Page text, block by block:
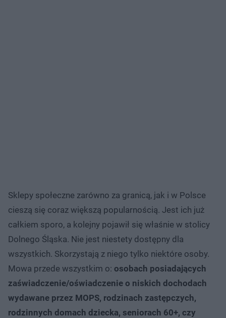
Sklepy społeczne zarówno za granicą, jak i w Polsce
cieszą się coraz większą popularnością. Jest ich już
całkiem sporo, a kolejny pojawił się właśnie w stolicy
Dolnego Śląska. Nie jest niestety dostępny dla
wszystkich. Skorzystają z niego tylko niektóre osoby.
Mowa przede wszystkim o: osobach posiadających
zaświadczenie/oświadczenie o niskich dochodach
wydawane przez MOPS, rodzinach zastępczych,
rodzinnych domach dziecka, seniorach 60+, czy